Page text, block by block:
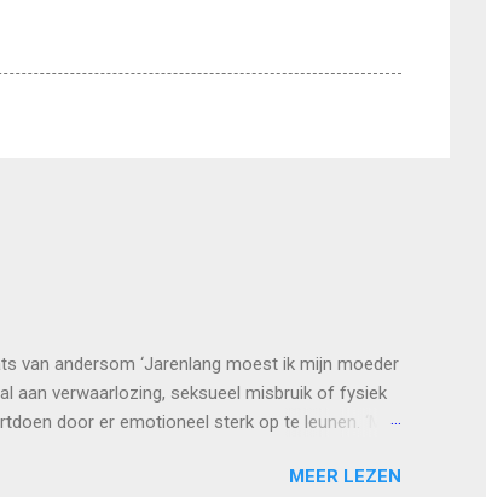
van andersom ‘Jarenlang moest ik mijn moeder
aan verwaarlozing, seksueel misbruik of fysiek
door er emotioneel sterk op te leunen. ‘Mijn
troosten en knuffelen”, vertelt Britt* (49). “Ze
MEER LEZEN